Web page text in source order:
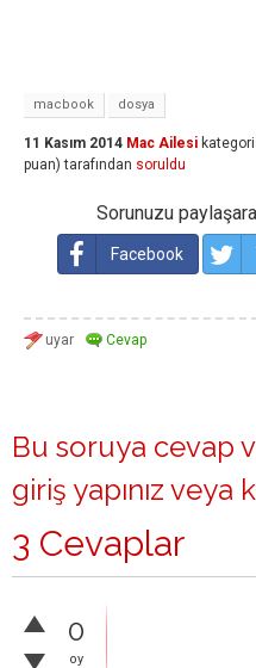
macbook dosya
11 Kasım 2014 Mac Ailesi
puan) tarafından soruldu
Sorunuzu
Facebook
Bu soruya cevap
giriş yapınız veya
3 Cevaplar
0
oy